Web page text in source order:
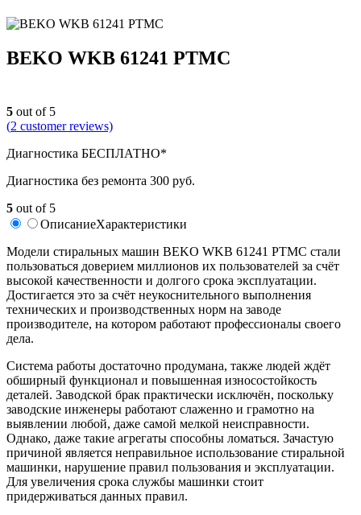
BEKO WKB 61241 PTMC
5 out of 5
(2 customer reviews)
Диагностика БЕСПЛАТНО*
Диагностика без ремонта 300 руб.
5 out of 5
ОписаниеХарактеристики
Модели стиральных машин BEKO WKB 61241 PTMC стали
пользоваться доверием миллионов их пользователей за счёт
высокой качественности и долгого срока эксплуатации.
Достигается это за счёт неукоснительного выполнения
технических и производственных норм на заводе
производителе, на котором работают профессионалы своего
дела.
Система работы достаточно продумана, также людей ждёт
обширный функционал и повышенная износостойкость
деталей. Заводской брак практически исключён, поскольку
заводские инженеры работают слаженно и грамотно на
выявлении любой, даже самой мелкой неисправности.
Однако, даже такие агрегаты способны ломаться. Зачастую
причиной является неправильное использование стиральной
машинки, нарушение правил пользования и эксплуатации.
Для увеличения срока службы машинки стоит
придерживаться данных правил.